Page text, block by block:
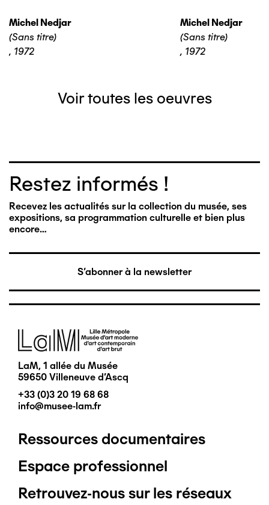
Michel Nedjar
(Sans titre)
, 1972
Michel Nedjar
(Sans titre)
, 1972
Voir toutes les oeuvres
Restez informés !
Recevez les actualités sur la collection du musée, ses
expositions, sa programmation culturelle et bien plus
encore…
S'abonner à la newsletter
Image
LaM, 1 allée du Musée
59650 Villeneuve d'Ascq
+33 (0)3 20 19 68 68
info@musee-lam.fr
Pied
de
Ressources documentaires
Espace professionnel
Retrouvez-nous sur les réseaux